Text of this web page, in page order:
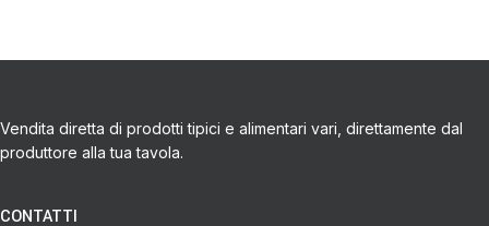
Vendita diretta di prodotti tipici e alimentari vari, direttamente dal
produttore alla tua tavola.
CONTATTI